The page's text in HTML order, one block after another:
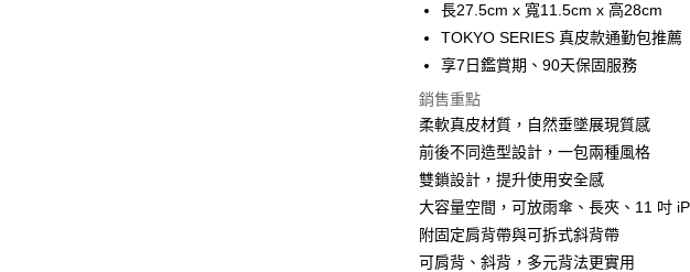
悠遊付
Google Pay
大哥付你分期
相關說明
【大哥付你分期使用說明】
1.本服務由台灣大哥大提供，台灣大哥大用
2.付款方式選擇「大哥付你分期」，訂單成
流程，驗證手機門號後，選擇欲分期的期數
完成交易。
3.實際核准額度、可分期數及費用金額請依
4.訂單成立30分鐘內，如未前往確認交易或
運送方式
全家取貨付款
每筆NT$80，滿NT$1,500(含以上)免運
長27.5cm x 寬11.5cm x 高28cm
TOKYO SERIES 真皮款通勤包推薦
享7日鑑賞期、90天保固服務
銷售重點
柔軟真皮材質，自然垂墜展現質感
前後不同造型設計，一包兩種風格
雙鎖設計，提升使用安全感
大容量空間，可放雨傘、長夾、11 吋
附固定肩背帶與可拆式斜背帶
可肩背、斜背，多元背法更實用